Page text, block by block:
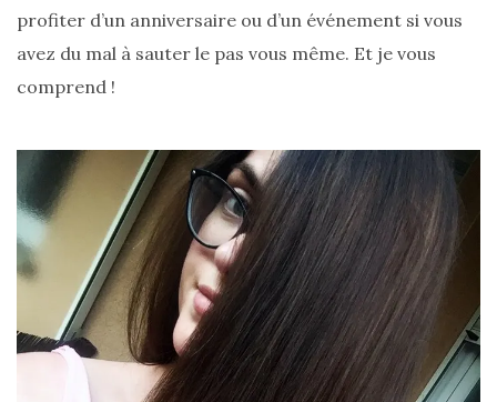
ARCHIVES
DU BLOG
profiter d’un anniversaire ou d’un événement si vous
avez du mal à sauter le pas vous même. Et je vous
comprend !